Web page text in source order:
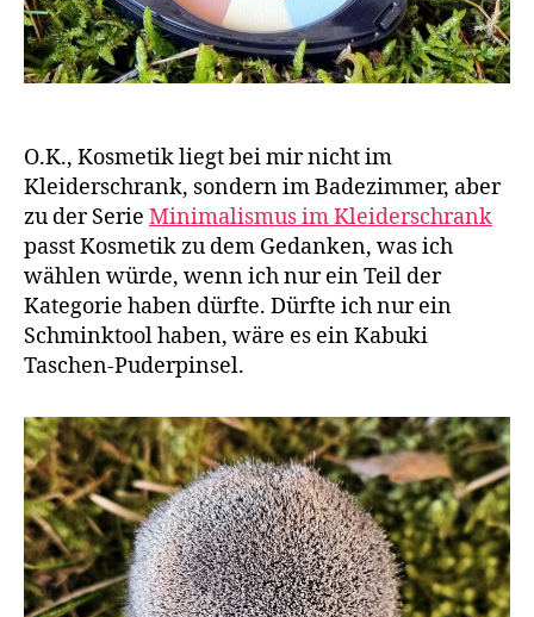
O.K., Kosmetik liegt bei mir nicht im
Kleiderschrank, sondern im Badezimmer, aber
zu der Serie Minimalismus im Kleiderschrank
passt Kosmetik zu dem Gedanken, was ich
wählen würde, wenn ich nur ein Teil der
Kategorie haben dürfte. Dürfte ich nur ein
Schminktool haben, wäre es ein Kabuki
Taschen-Puderpinsel.